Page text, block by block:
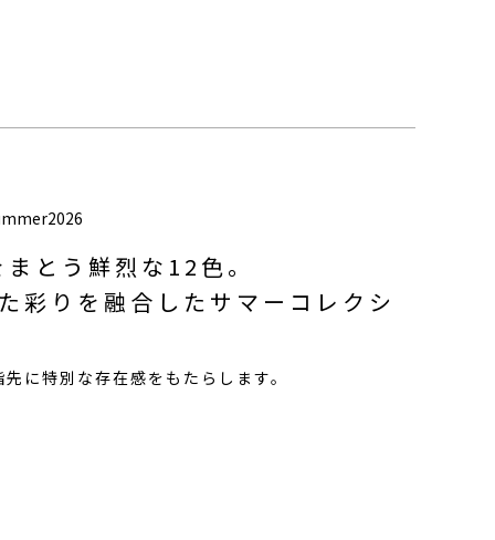
とう鮮烈な12色。
彩りを融合したサマーコレクシ
に特別な存在感をもたらします。